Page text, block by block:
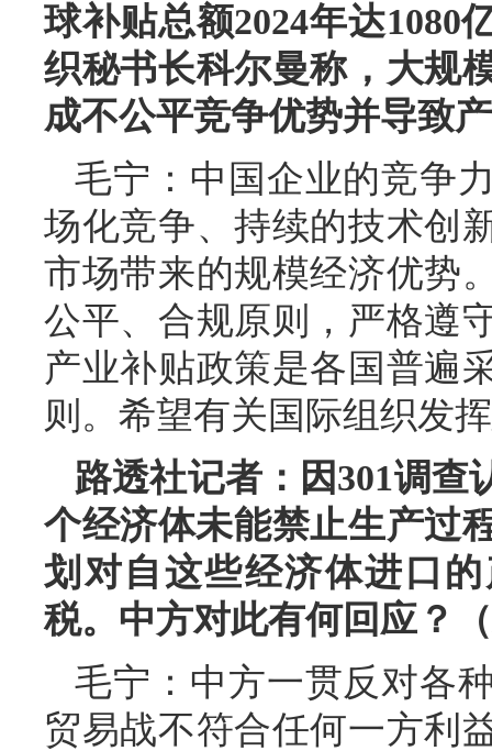
球补贴总额2024年达1080
织秘书长科尔曼称，大规
成不公平竞争优势并导致
毛宁：中国企业的竞争
场化竞争、持续的技术创
市场带来的规模经济优势
公平、合规原则，严格遵
产业补贴政策是各国普遍
则。希望有关国际组织发
路透社记者：因301调查
个经济体未能禁止生产过
划对自这些经济体进口
税。中方对此有何回应？
毛宁：中方一贯反对各
贸易战不符合任何一方利